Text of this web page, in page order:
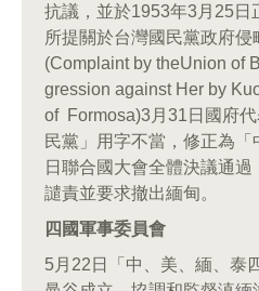
抗議，並於1953年3月25日
所提關於台灣國民黨政府侵
(Complaint by theUnion of
gression against Her by
of Formosa)3月31日國府
民黨」用字不當，修正為
日聯合國大會全體決議通
譴責並要求撤出緬甸。
四國軍事委員會
5月22日「中、美、緬、泰